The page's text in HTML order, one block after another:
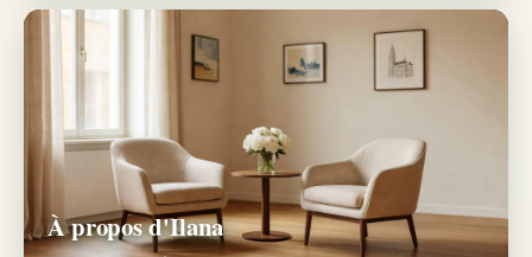
À propos d'Ilana